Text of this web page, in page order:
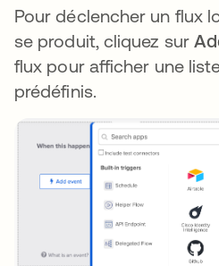
Pour déclencher un flux
se produit, cliquez sur
flux pour afficher une
prédéfinis.